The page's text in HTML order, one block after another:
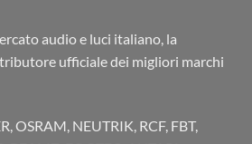
audio e luci italiano, la
ufficiale dei migliori marchi
OSRAM, NEUTRIK, RCF, FBT,